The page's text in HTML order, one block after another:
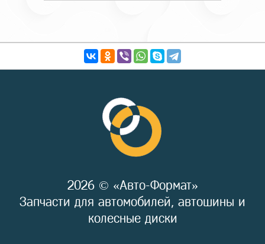
2026 © «Авто-Формат»
Запчасти для автомобилей, автошины и
колесные диски